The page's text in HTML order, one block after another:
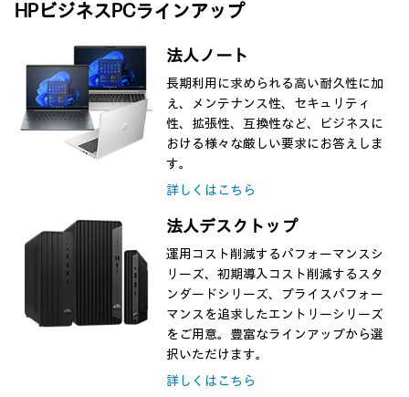
HPビジネスPCラインアップ
法人ノート
長期利用に求められる高い耐久性に加
え、メンテナンス性、セキュリティ
性、拡張性、互換性など、ビジネスに
おける様々な厳しい要求にお答えしま
す。
詳しくはこちら
法人デスクトップ
運用コスト削減するパフォーマンスシ
リーズ、初期導入コスト削減するスタ
ンダードシリーズ、プライスパフォー
マンスを追求したエントリーシリーズ
をご用意。豊富なラインアップから選
択いただけます。
詳しくはこちら